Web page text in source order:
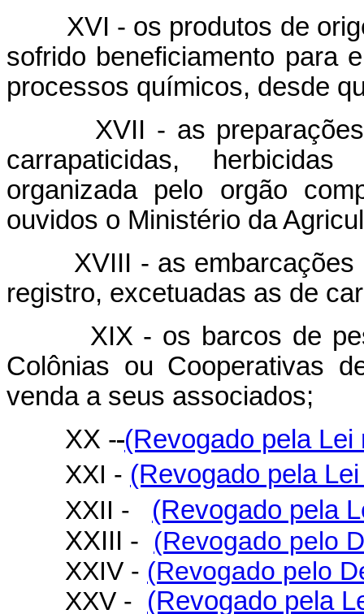
XVI - os produtos de
sofrido beneficiamento para
processos químicos, desde
XVII - as preparações
carrapaticidas,
organizada pelo orgão
ouvidos o Ministério da
XVIII - as embarcações
registro, excetuadas as de
XIX - os barcos de
Colônias ou Cooperativas
venda a seus associados;
XX - (Revogado pela Lei
XXI - (Revogado pela
XXII - (Revogado pela
XXIII - (Revogado pelo
XXIV - (Revogado pelo
XXV - (Revogado pela